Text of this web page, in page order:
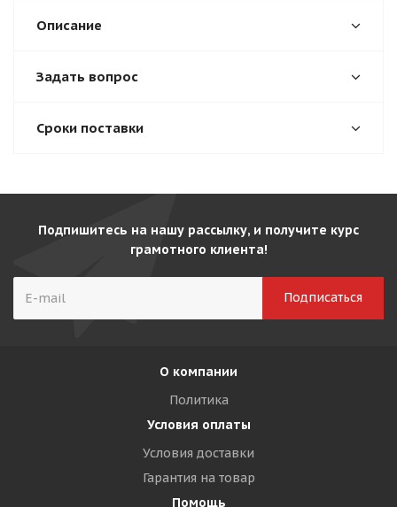
Описание
Задать вопрос
Сроки поставки
Подпишитесь на нашу рассылку, и получите курс
грамотного клиента!
О компании
Политика
Условия оплаты
Условия доставки
Гарантия на товар
Помощь